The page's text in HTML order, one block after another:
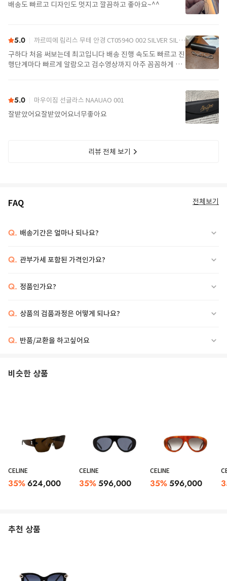
배송도 빠르고 디자인도 멋지고 깔끔하고 좋아요~^^
5.0 까르띠에 림리스 무테 안경 CT0594O 002 SILVER SILVER TRANSPARENT
구하다 처음 써보는데 최고입니다 배송 진행 속도도 빠르고 진
행단계마다 빠르게 알람오고 검수영상까지 아주 꼼꼼하게 찍
5.0 마우이짐 선글라스 NAAUAO 001
잘받았어요잘받았어요너무좋아요
리뷰 전체 보기
FAQ 전체보기
Q. 배송기간은 얼마나 되나요?
Q. 관부가세 포함된 가격인가요?
Q. 정품인가요?
Q. 상품의 검품과정은 어떻게 되나요?
Q. 반품/교환을 하고싶어요
비슷한 상품
CELINE
35%624,000
CELINE
35%596,000
CELINE
35%596,000
추천 상품